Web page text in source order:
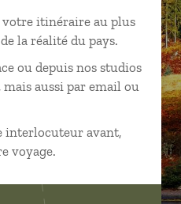
itinéraire au plus
la réalité du pays.
ou depuis nos studios
mais aussi par email ou
interlocuteur avant,
voyage.